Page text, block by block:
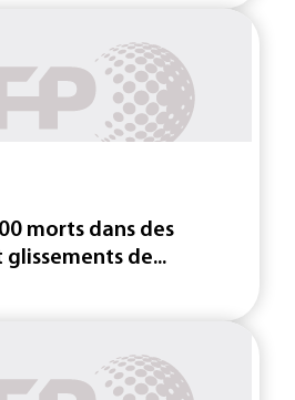
morts dans des
de...